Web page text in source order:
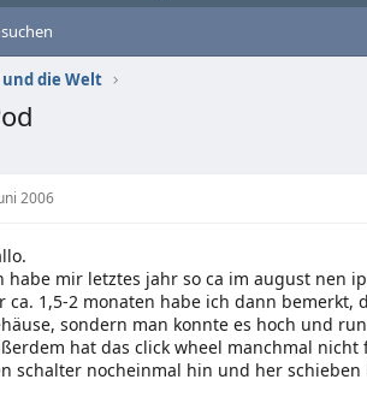
die Welt
2006
habe mir letztes jahr so ca im august nen
ca. 1,5-2 monaten habe ich dann bemerkt,
sondern man konnte es hoch und
hat das click wheel manchmal
schalter nocheinmal hin und her schieben